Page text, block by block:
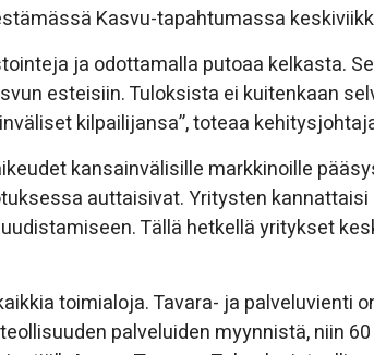
Kasvu-tapahtumassa
ja odottamalla putoaa kelkasta.
esteisiin. Tuloksista ei kuitenkaan
kilpailijansa”, toteaa
kansainvälisille markkinoille
auttaisivat. Yritysten
Tällä hetkellä yritykset
toimialoja. Tavara- ja palveluvienti
palveluiden myynnistä, niin